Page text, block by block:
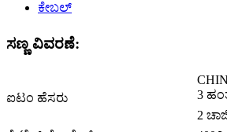
ಸಣ್ಣ ವಿವರಣೆ:
ಐಟಂ ಹೆಸರು
3
2